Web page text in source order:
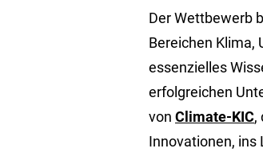
Der Wettbewerb
Bereichen Klima,
essenzielles
erfolgreichen
von Climate-KIC,
Innovationen, ins